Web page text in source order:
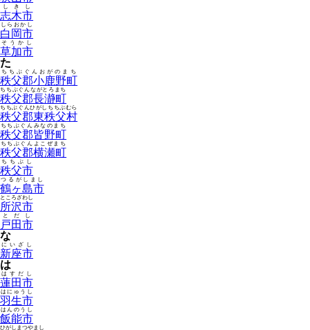
志木市
しきし
白岡市
しらおかし
草加市
そうかし
た
秩父郡小鹿野町
ちちぶぐんおがのまち
秩父郡長瀞町
ちちぶぐんながとろまち
秩父郡東秩父村
ちちぶぐんひがしちちぶむら
秩父郡皆野町
ちちぶぐんみなのまち
秩父郡横瀬町
ちちぶぐんよこぜまち
秩父市
ちちぶし
鶴ヶ島市
つるがしまし
所沢市
ところざわし
戸田市
とだし
な
新座市
にいざし
は
蓮田市
はすだし
羽生市
はにゅうし
飯能市
はんのうし
ひがしまつやまし